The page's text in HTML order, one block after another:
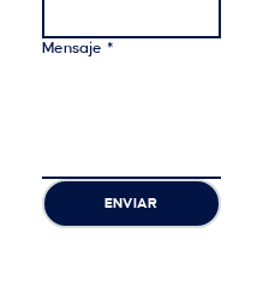
Mensaje *
ENVIAR